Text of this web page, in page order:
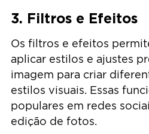
3. Filtros e Efeitos
Os filtros e efeitos
aplicar estilos e ajustes
imagem para criar
estilos visuais. Essas
populares em redes
edição de fotos.